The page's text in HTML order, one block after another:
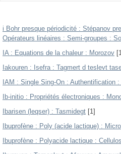
i Bohr presque périodicité : Stépanov
Opérateurs linéaires : Semi-groupes :
IA : Equations de la chaleur : Morozov
Iakouren : Isefra : Tagmert d teslevt
IAM : Single Sing-On : Authentification
Ib-initio : Propriétés électroniques :
Ibarisen (leqser) : Tasmidegt [1]
Ibuprofène : Poly (acide lactique) :
Ibuprofène : Polyacide lactique :